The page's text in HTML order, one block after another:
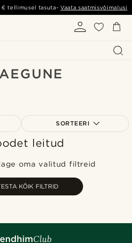
€ tellimusel tasuta-Vaata saatmisvõimalusi
SORTEERI
Populaarsed
Kõrgeim hind
leitud
oma valitud filtreid
KÕIK FILTRID